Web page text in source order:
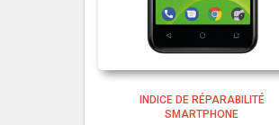
INDICE DE RÉPARABILITÉ
SMARTPHONE